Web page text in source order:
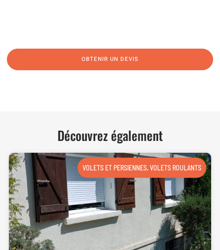
OBTENIR UN DEVIS
Découvrez également
VOLETS ET PERSIENNES,VOLETS ROULANTS